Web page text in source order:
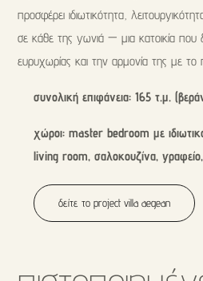
προσφέρει ιδιωτικότητα,
σε κάθε της γωνιά — μια κατοικία που
ευρυχωρίας και την αρμονία της με το
συνολική επιφάνεια: 165 τ.μ.
χώροι: master bedroom με
living room, σαλοκουζίνα,
δείτε το project villa aegean